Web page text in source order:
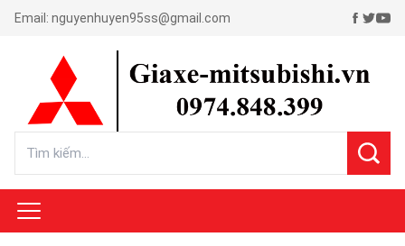
Email: nguyenhuyen95ss@gmail.com